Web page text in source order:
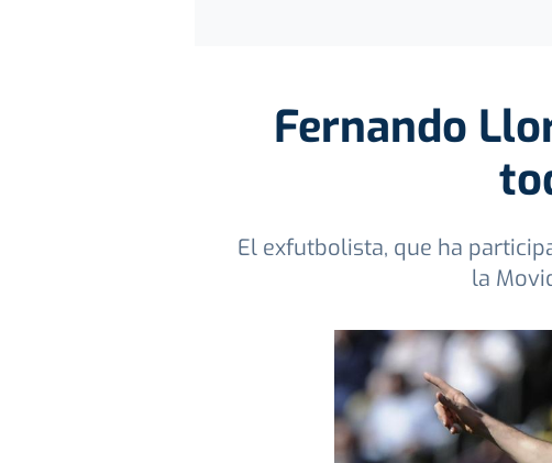
Fernando
El exfutbolista, que ha
la